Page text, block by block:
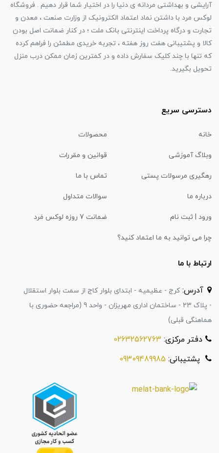
آرایشی و بهداشتی مردانه ی دنیا را در اختیار شما قرار دهیم . فروشگاه
لوکس مرد با داشتن نماد اعتماد الکترونیک از وزارت صنعت ، معدن و
تجارت و درگاه پرداخت اینترنتی بانک ملت ؛ در کنار ضمانت اصل بودن
کالا و پشتیبانی هفت روز هفته ، تجربه خریدی مطمئن را فراهم کرده
که تنها با چند کلیک سفارش داده و در کمترین زمان ممکن درب منزل
تحویل بگیرید.
دسترسی سریع
خانه محصولات
وبلاگ آموزشی قوانین و مقررات
رهگیری مرسولات پستی تماس با ما
درباره ما سوالات متداول
ورود | ثبت نام ضمانت 7 روزه لوکس مَرد
چرا می توانید به ما اعتماد کنید؟
ارتباط با ما
آدرس:کرج - عظیمیه - ابتدای بلوار کاج از سمت بلوار استقلال
- پلاک 23 - ساختمان اداری مهریزان - واحد 9 (مراجعه حضوری با
هماهنگی قبلی)
دفتر مرکزی: 02632562763
پشتیبانی: 09309489985